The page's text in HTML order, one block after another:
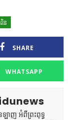
ន
SHARE
WHATSAPP
ាញ អំពីព្រះពុទ្ធ